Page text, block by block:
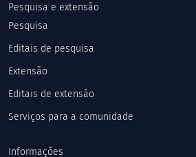
Pesquisa e extensão
Pesquisa
Editais de pesquisa
Extensão
Editais de extensão
Serviços para a comunidade
Informações